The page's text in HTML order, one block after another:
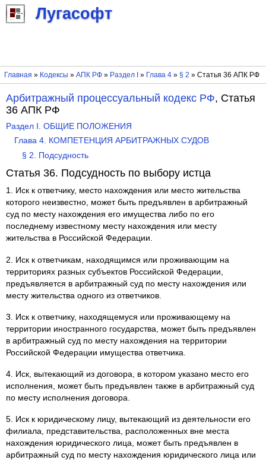
Лугасофт
Главная » Кодексы » АПК РФ» Раздел I » Глава 4» § 2 » Статья 36 АПК РФ
Арбитражный процессуальный кодекс РФ, Статья
36 АПК РФ
Раздел I. ОБЩИЕ ПОЛОЖЕНИЯ
Глава 4. КОМПЕТЕНЦИЯ АРБИТРАЖНЫХ СУДОВ
§ 2. Подсудность
Статья 36. Подсудность по выбору истца
1. Иск к ответчику, место нахождения или место жительства
которого неизвестно, может быть предъявлен в арбитражный
суд по месту нахождения его имущества либо по его
последнему известному месту нахождения или месту
жительства в Российской Федерации.
2. Иск к ответчикам, находящимся или проживающим на
территориях разных субъектов Российской Федерации,
предъявляется в арбитражный суд по месту нахождения или
месту жительства одного из ответчиков.
3. Иск к ответчику, находящемуся или проживающему на
территории иностранного государства, может быть предъявлен
в арбитражный суд по месту нахождения на территории
Российской Федерации имущества ответчика.
4. Иск, вытекающий из договора, в котором указано место его
исполнения, может быть предъявлен также в арбитражный суд
по месту исполнения договора.
5. Иск к юридическому лицу, вытекающий из деятельности его
филиала, представительства, расположенных вне места
нахождения юридического лица, может быть предъявлен в
арбитражный суд по месту нахождения юридического лица или